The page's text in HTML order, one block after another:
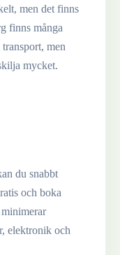
men det finns
finns många
men
mycket.
du snabbt
och boka
elektronik och